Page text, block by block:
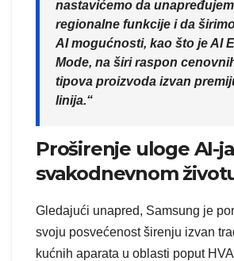
nastavićemo da
regionalne funkcije i da
AI mogućnosti, kao što je AI
Mode, na širi raspon
tipova proizvoda izvan
linija.“
Proširenje uloge AI-
svakodnevnom
Gledajući unapred, Samsung je
svoju posvećenost širenju izvan
kućnih aparata u oblasti poput